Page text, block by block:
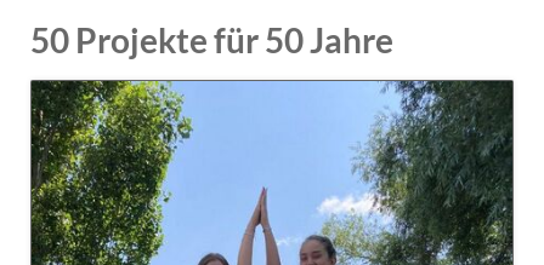
50 Projekte für 50 Jahre